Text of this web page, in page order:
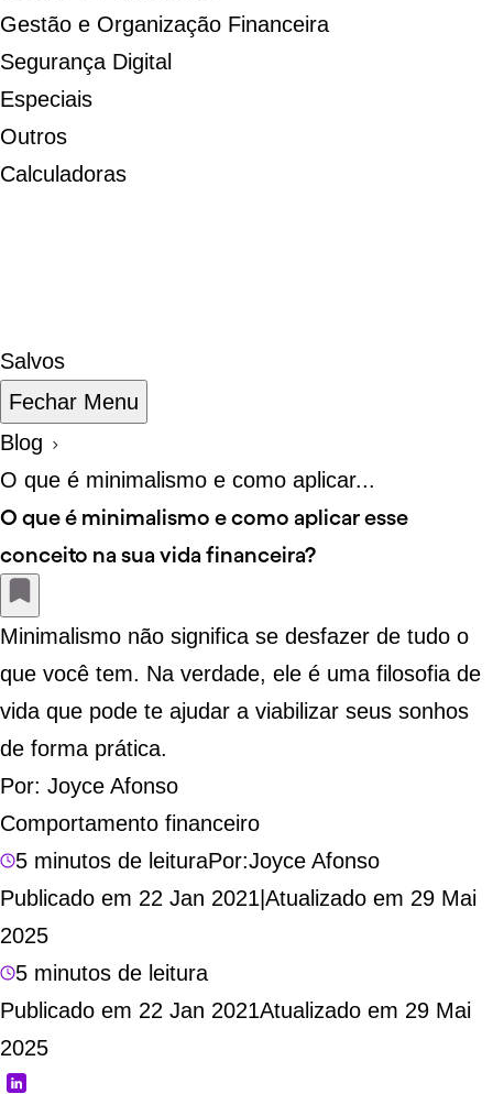
Gestão e Organização Financeira
Segurança Digital
Especiais
Outros
Calculadoras
Salvos
Fechar Menu
Blog
O que é minimalismo e como aplicar...
O que é minimalismo e como aplicar esse
conceito na sua vida financeira?
Minimalismo não significa se desfazer de tudo o
que você tem. Na verdade, ele é uma filosofia de
vida que pode te ajudar a viabilizar seus sonhos
de forma prática.
Por: Joyce Afonso
Comportamento financeiro
5 minutos de leituraPor:Joyce Afonso
Publicado em 22 Jan 2021 Atualizado em 29 Mai
2025
5 minutos de leitura
Publicado em 22 Jan 2021Atualizado em 29 Mai
2025